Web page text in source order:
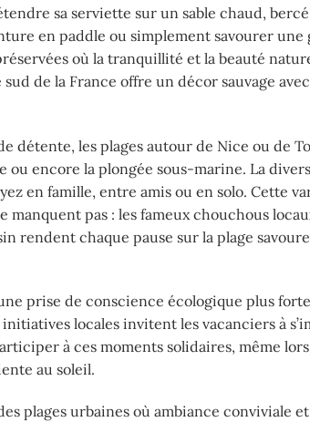
sa serviette sur un sable chaud,
en paddle ou simplement savourer une
où la tranquillité et la beauté
de la France offre un décor sauvage
détente, les plages autour de Nice ou de
encore la plongée sous-marine. La
en famille, entre amis ou en solo. Cette
pas : les fameux chouchous
rendent chaque pause sur la plage
prise de conscience écologique plus
locales invitent les vacanciers à
à ces moments solidaires, même
au soleil.
plages urbaines où ambiance conviviale